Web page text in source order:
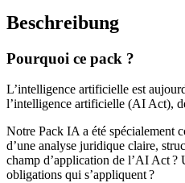
Beschreibung
Pourquoi ce pack ?
L’intelligence artificielle est
l’intelligence artificielle (AI Act),
Notre Pack IA a été spécialement
d’une analyse juridique claire,
champ d’application de l’AI Act ?
obligations qui s’appliquent ?